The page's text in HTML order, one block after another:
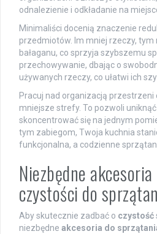
odnalezienie i odkładanie na
Minimaliści docenią znaczenie
przedmiotów. Im mniej rzeczy, tym
bałaganu, co sprzyja szybszemu
przechowywanie, dbając o
używanych rzeczy, co ułatwi ich
Pracuj nad organizacją przestrzeni
mniejsze strefy. To pozwoli
skoncentrować się na jednym
tym zabiegom, Twoja kuchnia
funkcjonalna, a codzienne
Niezbędne
czystości do
Aby skutecznie zadbać o czystość
niezbędne akcesoria do